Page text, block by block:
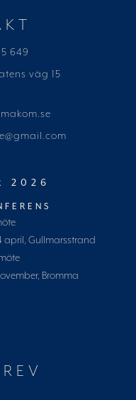
649
väg 15
2026
april, Gullmarsstrand
Bromma